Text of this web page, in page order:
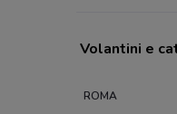
Volantini e
ROMA